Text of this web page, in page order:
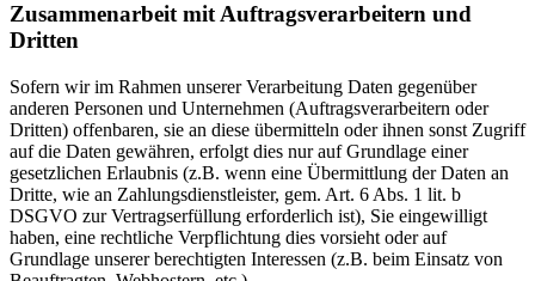
Zusammenarbeit mit Auftragsverarbeitern und
Dritten
Sofern wir im Rahmen unserer Verarbeitung Daten gegenüber
anderen Personen und Unternehmen (Auftragsverarbeitern oder
Dritten) offenbaren, sie an diese übermitteln oder ihnen sonst Zugriff
auf die Daten gewähren, erfolgt dies nur auf Grundlage einer
gesetzlichen Erlaubnis (z.B. wenn eine Übermittlung der Daten an
Dritte, wie an Zahlungsdienstleister, gem. Art. 6 Abs. 1 lit. b
DSGVO zur Vertragserfüllung erforderlich ist), Sie eingewilligt
haben, eine rechtliche Verpflichtung dies vorsieht oder auf
Grundlage unserer berechtigten Interessen (z.B. beim Einsatz von